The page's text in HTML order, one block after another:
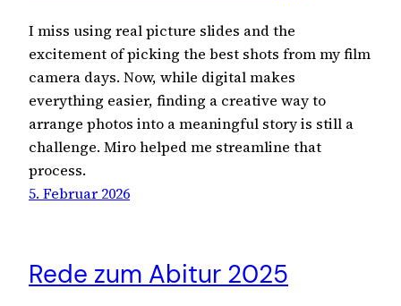
I miss using real picture slides and the
excitement of picking the best shots from my film
camera days. Now, while digital makes
everything easier, finding a creative way to
arrange photos into a meaningful story is still a
challenge. Miro helped me streamline that
process.
5. Februar 2026
Rede zum Abitur 2025